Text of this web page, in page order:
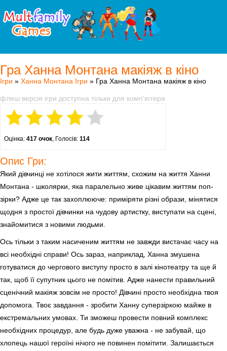
Гра Ханна Монтана макіяж в кіно
Ігри » Ханна Монтана Ігри » Гра Ханна Монтана макіяж в кіно
флеш версія ігри доступна тільки для комп'ютера
Оцінка: 417 очок, Голосів: 114
Опис Гри:
Який дівчинці не хотілося жити життям, схожим на життя Ханни
Монтана - школярки, яка паралельно живе цікавим життям поп-
зірки? Адже це так захоплююче: приміряти різні образи, мінятися
щодня з простої дівчинки на чудову артистку, виступати на сцені,
знайомитися з новими людьми.
Ось тільки з таким насиченим життям не завжди вистачає часу на
всі необхідні справи! Ось зараз, наприклад, Ханна змушена
готуватися до чергового виступу просто в залі кінотеатру та ще й
так, щоб її супутник цього не помітив. Адже нанести правильний
сценічний макіяж зовсім не просто! Дівчині просто необхідна твоя
допомога. Твоє завдання - зробити Ханну суперзіркою майже в
екстремальних умовах. Ти зможеш провести повний комплекс
необхідних процедур, але будь дуже уважна - не забувай, що
хлопець нашої героїні нічого не повинен помітити. Залишається